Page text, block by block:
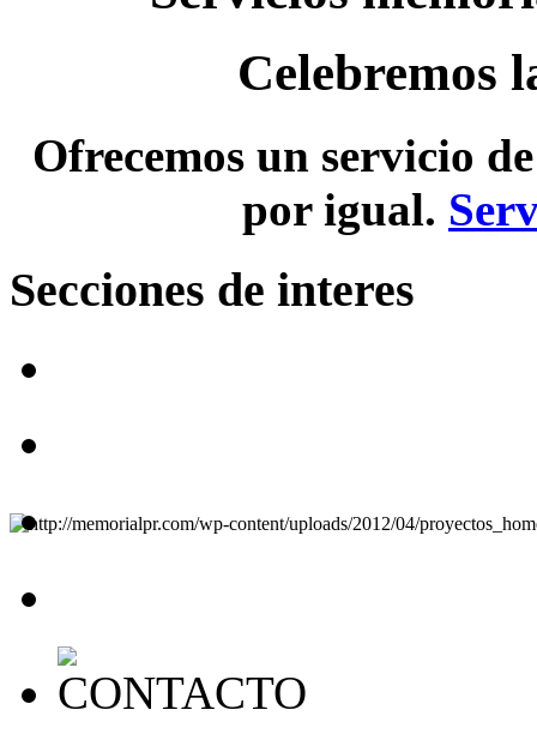
Celebremos
Ofrecemos un servicio
por igual.
Secciones de interes